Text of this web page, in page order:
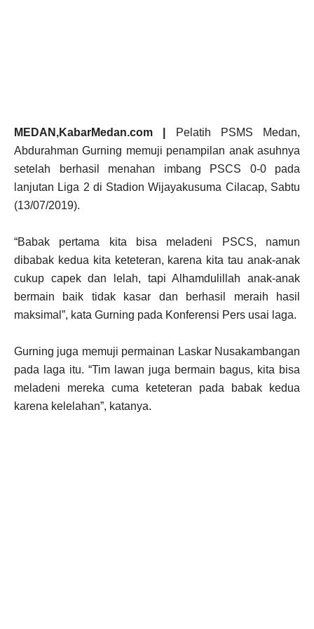
MEDAN,KabarMedan.com |
Pelatih PSMS Medan,
Abdurahman Gurning memuji penampilan anak asuhnya
setelah berhasil menahan imbang PSCS 0-0 pada
lanjutan Liga 2 di Stadion Wijayakusuma Cilacap, Sabtu
(13/07/2019).
“Babak pertama kita bisa meladeni PSCS, namun
dibabak kedua kita keteteran, karena kita tau anak-anak
cukup capek dan lelah, tapi Alhamdulillah anak-anak
bermain baik tidak kasar dan berhasil meraih hasil
maksimal”, kata Gurning pada Konferensi Pers usai laga.
Gurning juga memuji permainan Laskar Nusakambangan
pada laga itu. “Tim lawan juga bermain bagus, kita bisa
meladeni mereka cuma keteteran pada babak kedua
karena kelelahan”, katanya.